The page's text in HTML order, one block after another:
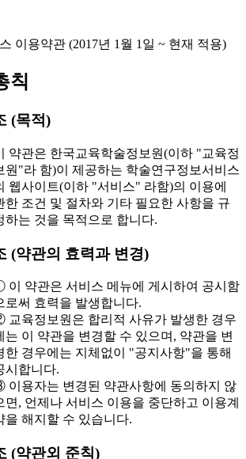
이용약관 (2017년 1월 1일 ~ 현재 적용)
칙
(목적)
약관은 한국교육학술정보원(이하 "교육정
원"라 함)이 제공하는 학술연구정보서비스
웹사이트(이하 "서비스" 라함)의 이용에
한 조건 및 절차와 기타 필요한 사항을 규
하는 것을 목적으로 합니다.
(약관의 효력과 변경)
이 약관은 서비스 메뉴에 게시하여 공시함
로써 효력을 발생합니다.
교육정보원은 합리적 사유가 발생한 경우
는 이 약관을 변경할 수 있으며, 약관을 변
한 경우에는 지체없이 "공지사항"을 통해
시합니다.
이용자는 변경된 약관사항에 동의하지 않
면, 언제나 서비스 이용을 중단하고 이용계
을 해지할 수 있습니다.
(약관외 준칙)